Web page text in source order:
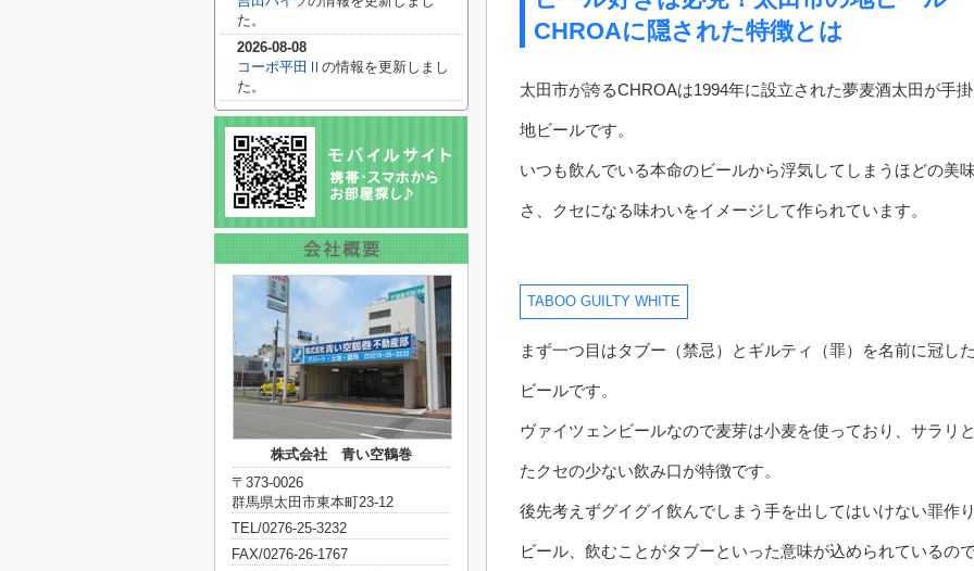
CHROAに隠された特徴とは
太田市が誇るCHROAは1994年に設立された夢麦酒太田が手
地ビールです。
いつも飲んでいる本命のビールから浮気してしまうほどの美
さ、クセになる味わいをイメージして作られています。
TABOO GUILTY WHITE
まず一つ目はタブー（禁忌）とギルティ（罪）を名前に冠し
ビールです。
ヴァイツェンビールなので麦芽は小麦を使っており、サラリ
たクセの少ない飲み口が特徴です。
後先考えずグイグイ飲んでしまう手を出してはいけない罪作
ビール、飲むことがタブーといった意味が込められているの
た。
2026-08-08
コーポ平田Ⅱ の情報を更新しまし
た。
株式会社 青い空鶴巻
〒373-0026
群馬県太田市東本町23-12
TEL/0276-25-3232
FAX/0276-26-1767